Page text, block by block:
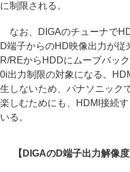
に制限される。
なお、DIGAのチューナで
D端子からのHD映像出力が
R/REからHDDにムーブバッ
0i出力制限の対象になる。
生しないため、パナソニック
楽しむためにも、HDMI接続
いる。
【DIGAのD端子出力解像